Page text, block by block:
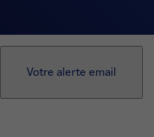
Votre alerte email